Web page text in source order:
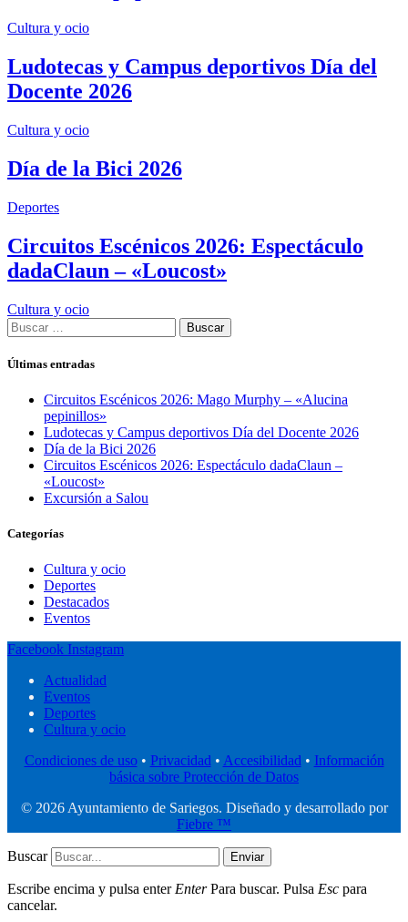
Cultura y ocio
Ludotecas y Campus deportivos Día del
Docente 2026
Cultura y ocio
Día de la Bici 2026
Deportes
Circuitos Escénicos 2026: Espectáculo
dadaClaun – «Loucost»
Cultura y ocio
Buscar:
Últimas entradas
Circuitos Escénicos 2026: Mago Murphy – «Alucina
pepinillos»
Ludotecas y Campus deportivos Día del Docente 2026
Día de la Bici 2026
Circuitos Escénicos 2026: Espectáculo dadaClaun –
«Loucost»
Excursión a Salou
Categorías
Cultura y ocio
Deportes
Destacados
Eventos
Facebook Instagram
Actualidad
Eventos
Deportes
Cultura y ocio
Condiciones de uso• Privacidad • Accesibilidad • Información
básica sobre Protección de Datos
© 2026 Ayuntamiento de Sariegos. Diseñado y desarrollado por
Fiebre ™
Buscar Enviar
Escribe encima y pulsa enter EnterPara buscar. Pulsa Esc para
cancelar.